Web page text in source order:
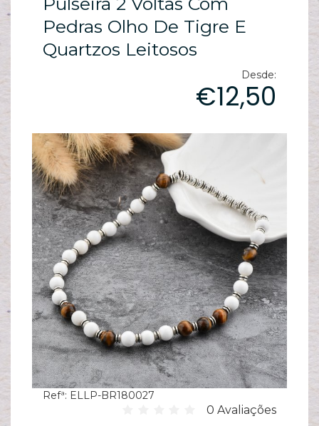
/
Pedras Olho De Tigre E
Quartzos Leitosos
Desde:
€12,50
Refª: ELLP-BR180027
0 Avaliações